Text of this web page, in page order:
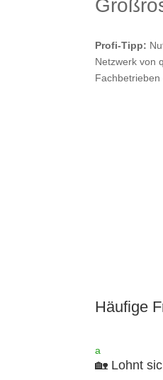
Profi-Tipp:
Netzwerk von
Häufige
a
🏡 Lohnt